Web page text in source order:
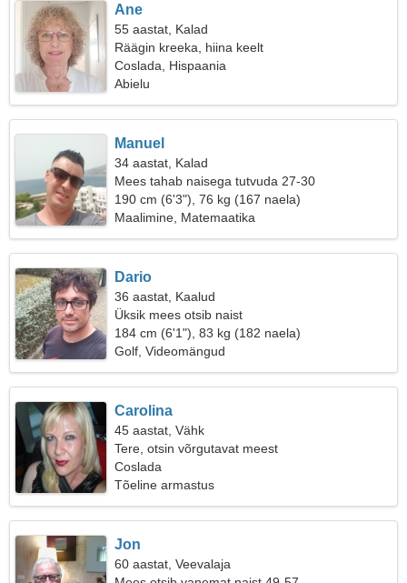
Ane
55 aastat, Kalad
Räägin kreeka, hiina keelt
Coslada, Hispaania
Abielu
Manuel
34 aastat, Kalad
Mees tahab naisega tutvuda 27-30
190 cm (6'3"), 76 kg (167 naela)
Maalimine, Matemaatika
Dario
36 aastat, Kaalud
Üksik mees otsib naist
184 cm (6'1"), 83 kg (182 naela)
Golf, Videomängud
Carolina
45 aastat, Vähk
Tere, otsin võrgutavat meest
Coslada
Tõeline armastus
Jon
60 aastat, Veevalaja